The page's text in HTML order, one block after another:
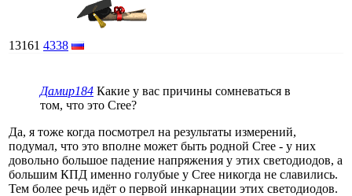
13161 4338
Дамир184 Какие у вас причины сомневаться в
том, что это Cree?
Да, я тоже когда посмотрел на результаты измерений,
подумал, что это вполне может быть родной Cree - у них
довольно большое падение напряжения у этих светодиодов, а
большим КПД именно голубые у Cree никогда не славились.
Тем более речь идёт о первой инкарнации этих светодиодов.